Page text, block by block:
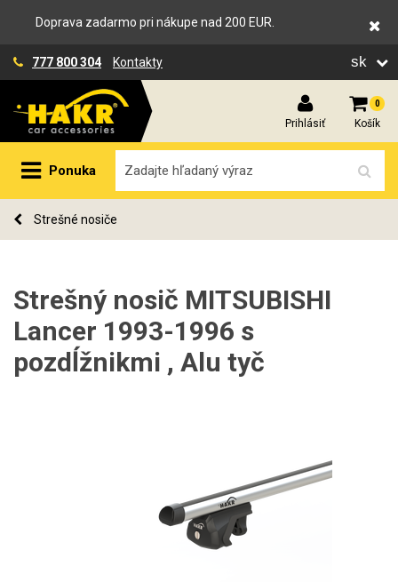
Doprava zadarmo pri nákupe nad 200 EUR.
777 800 304 Kontakty sk
Prihlásiť
0
Košík
Ponuka
Strešné nosiče
Strešný nosič MITSUBISHI
Lancer 1993-1996 s
pozdĺžnikmi , Alu tyč